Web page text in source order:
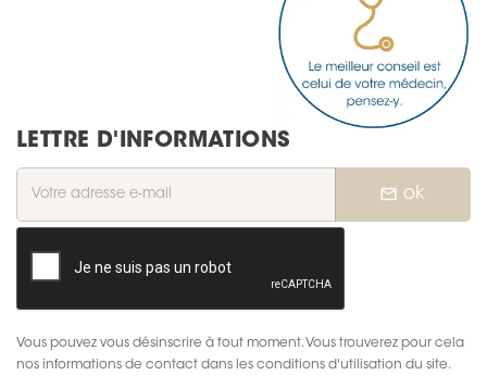
LETTRE D'INFORMATIONS
mail_outline ok
Vous pouvez vous désinscrire à tout moment. Vous trouverez pour cela
nos informations de contact dans les conditions d'utilisation du site.